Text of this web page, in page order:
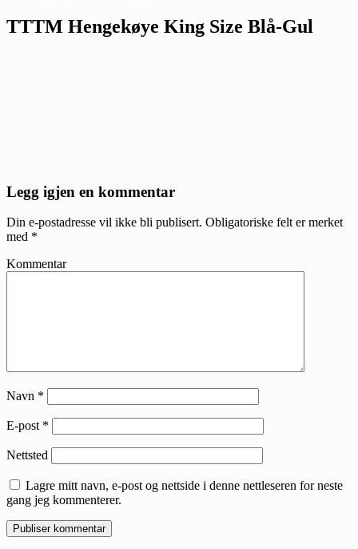
TTTM Hengekøye King Size Blå-Gul
Reader
Legg igjen en kommentar
Din e-postadresse vil ikke bli publisert. Obligatoriske felt er merket
med *
Kommentar
Navn *
E-post *
Nettsted
Lagre mitt navn, e-post og nettside i denne nettleseren for neste
gang jeg kommenterer.